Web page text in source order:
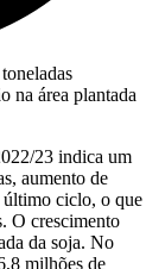
na área plantada
23 indica um
aumento de
último ciclo, o que
O crescimento
da soja. No
milhões de